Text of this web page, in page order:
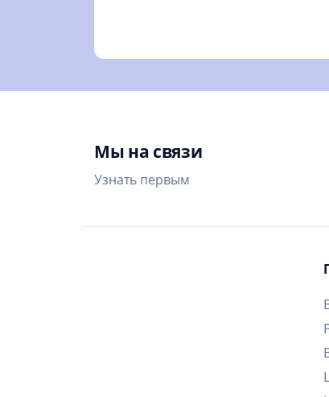
Мы на связи
Узнать первым